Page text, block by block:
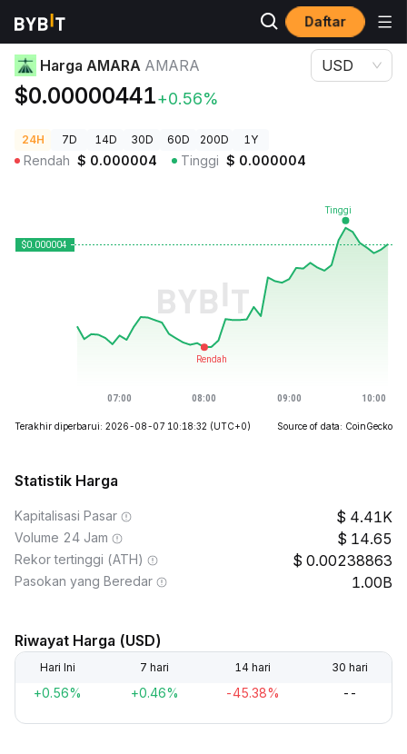
Daftar
Harga Kripto
Harga AMARA AMARA
$0.00000441+0.56%
USD
24H 7D 14D 30D 60D 200D 1Y
Rendah $ 0.000004 Tinggi $ 0.000004
Terakhir diperbarui: 2026-08-07 10:18:32 (UTC+0) Source of data: CoinGecko
Statistik Harga
Kapitalisasi Pasar 4.41K
Volume 24 Jam 14.65
Rekor tertinggi (ATH) 0.00238863
Pasokan yang Beredar 1.00B
Riwayat Harga (USD)
Hari Ini 7 hari 14 hari 30 hari
+0.56% +0.46% -45.38% --